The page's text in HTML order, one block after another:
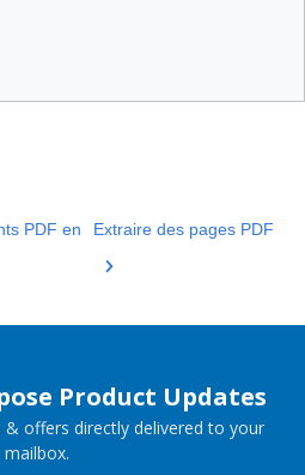
PDF en
Extraire des pages PDF
Product Updates
offers directly delivered to your
mailbox.